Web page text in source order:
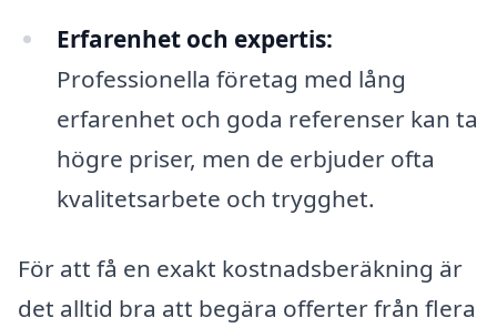
Erfarenhet och expertis:
Professionella företag med lång
erfarenhet och goda referenser kan ta
högre priser, men de erbjuder ofta
kvalitetsarbete och trygghet.
För att få en exakt kostnadsberäkning är
det alltid bra att begära offerter från flera